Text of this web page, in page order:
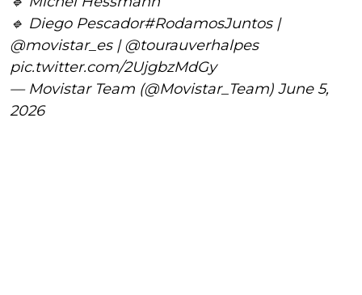
🔹 Diego Pescador#RodamosJuntos|
@movistar_es|@tourauverhalpes
pic.twitter.com/2UjgbzMdGy
— Movistar Team (@Movistar_Team) June 5,
2026